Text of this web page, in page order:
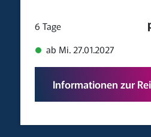
6 Tage
ab Mi. 27.01.2027
Informationen zur